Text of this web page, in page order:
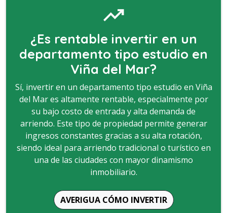
trending_up
¿Es rentable invertir en un
departamento tipo estudio en
Viña del Mar?
Sí, invertir en un departamento tipo estudio en Viña
del Mar es altamente rentable, especialmente por
su bajo costo de entrada y alta demanda de
arriendo. Este tipo de propiedad permite generar
ingresos constantes gracias a su alta rotación,
siendo ideal para arriendo tradicional o turístico en
una de las ciudades con mayor dinamismo
inmobiliario.
AVERIGUA CÓMO INVERTIR